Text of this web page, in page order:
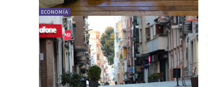
ECONOMÍA